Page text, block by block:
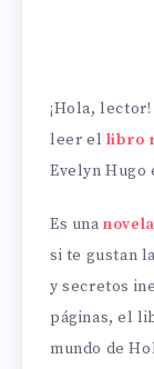
¡Hola,
leer el libro
Evelyn Hugo
Es una
si te gustan
y secretos
páginas, el
mundo de